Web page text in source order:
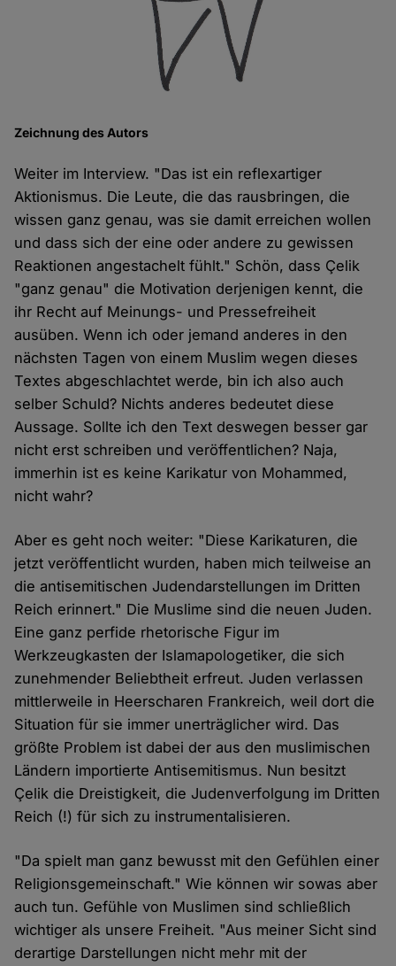
Zeichnung des Autors
Weiter im Interview. "Das ist ein reflexartiger
Aktionismus. Die Leute, die das rausbringen, die
wissen ganz genau, was sie damit erreichen wollen
und dass sich der eine oder andere zu gewissen
Reaktionen angestachelt fühlt." Schön, dass Çelik
"ganz genau" die Motivation derjenigen kennt, die
ihr Recht auf Meinungs- und Pressefreiheit
ausüben. Wenn ich oder jemand anderes in den
nächsten Tagen von einem Muslim wegen dieses
Textes abgeschlachtet werde, bin ich also auch
selber Schuld? Nichts anderes bedeutet diese
Aussage. Sollte ich den Text deswegen besser gar
nicht erst schreiben und veröffentlichen? Naja,
immerhin ist es keine Karikatur von Mohammed,
nicht wahr?
Aber es geht noch weiter: "Diese Karikaturen, die
jetzt veröffentlicht wurden, haben mich teilweise an
die antisemitischen Judendarstellungen im Dritten
Reich erinnert." Die Muslime sind die neuen Juden.
Eine ganz perfide rhetorische Figur im
Werkzeugkasten der Islamapologetiker, die sich
zunehmender Beliebtheit erfreut. Juden verlassen
mittlerweile in Heerscharen Frankreich, weil dort die
Situation für sie immer unerträglicher wird. Das
größte Problem ist dabei der aus den muslimischen
Ländern importierte Antisemitismus. Nun besitzt
Çelik die Dreistigkeit, die Judenverfolgung im Dritten
Reich (!) für sich zu instrumentalisieren.
"Da spielt man ganz bewusst mit den Gefühlen einer
Religionsgemeinschaft." Wie können wir sowas aber
auch tun. Gefühle von Muslimen sind schließlich
wichtiger als unsere Freiheit. "Aus meiner Sicht sind
derartige Darstellungen nicht mehr mit der